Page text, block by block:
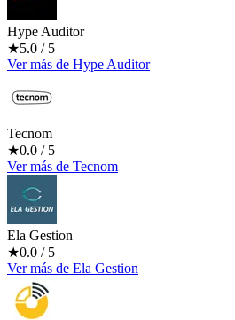
Hype Auditor
★5.0 / 5
Ver más de Hype Auditor
Tecnom
★0.0 / 5
Ver más de Tecnom
Ela Gestion
★0.0 / 5
Ver más de Ela Gestion